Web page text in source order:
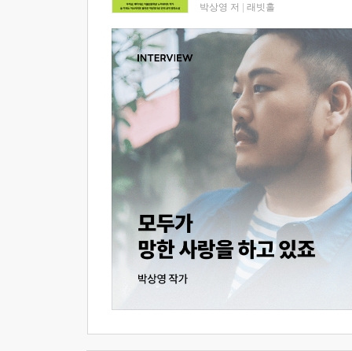
박상영 저 래빗홀